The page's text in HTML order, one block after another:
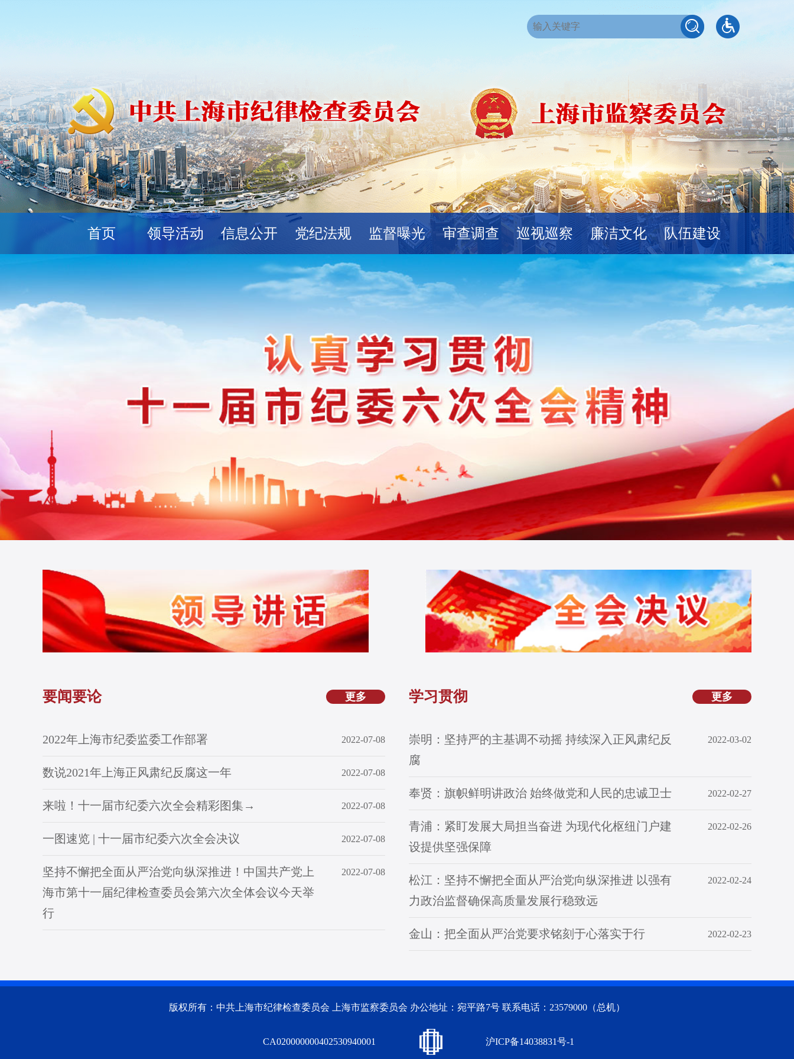
首页 领导活动 信息公开 党纪法规 监督曝光 审查调查 巡视巡察 廉洁文化 队伍建设
要闻要论 更多
2022年上海市纪委监委工作部署 2022-07-08
数说2021年上海正风肃纪反腐这一年 2022-07-08
来啦！十一届市纪委六次全会精彩图集→ 2022-07-08
一图速览 | 十一届市纪委六次全会决议 2022-07-08
坚持不懈把全面从严治党向纵深推进！中国共产党上
海市第十一届纪律检查委员会第六次全体会议今天举
行
2022-07-08
学习贯彻 更多
崇明：坚持严的主基调不动摇 持续深入正风肃纪反
腐
2022-03-02
奉贤：旗帜鲜明讲政治 始终做党和人民的忠诚卫士 2022-02-27
青浦：紧盯发展大局担当奋进 为现代化枢纽门户建
设提供坚强保障
2022-02-26
松江：坚持不懈把全面从严治党向纵深推进 以强有
力政治监督确保高质量发展行稳致远
2022-02-24
金山：把全面从严治党要求铭刻于心落实于行 2022-02-23
版权所有：中共上海市纪律检查委员会 上海市监察委员会 办公地址：宛平路7号 联系电话：23579000（总机）
CA020000000402530940001 沪ICP备14038831号-1